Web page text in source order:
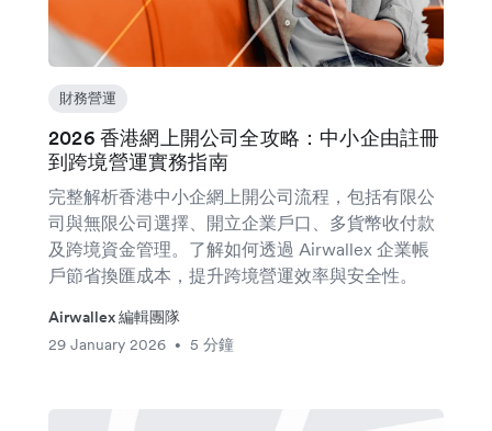
財務營運
2026 香港網上開公司全攻略：中小企由註冊
到跨境營運實務指南
完整解析香港中小企網上開公司流程，包括有限公
司與無限公司選擇、開立企業戶口、多貨幣收付款
及跨境資金管理。了解如何透過 Airwallex 企業帳
戶節省換匯成本，提升跨境營運效率與安全性。
Airwallex 編輯團隊
29 January 2026
• 5 分鐘